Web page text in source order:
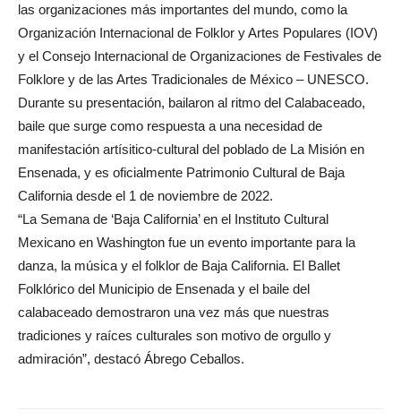
las organizaciones más importantes del mundo, como la
Organización Internacional de Folklor y Artes Populares (IOV)
y el Consejo Internacional de Organizaciones de Festivales de
Folklore y de las Artes Tradicionales de México – UNESCO.
Durante su presentación, bailaron al ritmo del Calabaceado,
baile que surge como respuesta a una necesidad de
manifestación artísitico-cultural del poblado de La Misión en
Ensenada, y es oficialmente Patrimonio Cultural de Baja
California desde el 1 de noviembre de 2022.
“La Semana de ‘Baja California’ en el Instituto Cultural
Mexicano en Washington fue un evento importante para la
danza, la música y el folklor de Baja California. El Ballet
Folklórico del Municipio de Ensenada y el baile del
calabaceado demostraron una vez más que nuestras
tradiciones y raíces culturales son motivo de orgullo y
admiración”, destacó Ábrego Ceballos.